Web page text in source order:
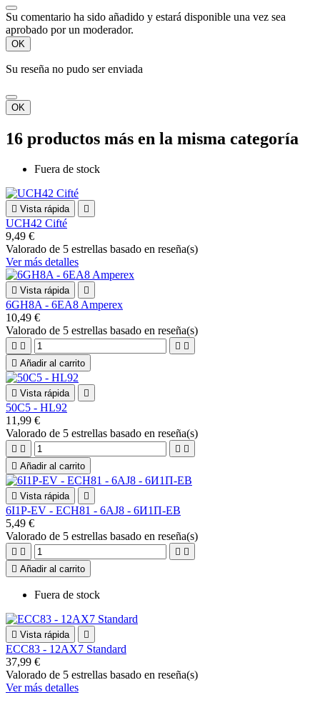
Su comentario ha sido añadido y estará disponible una vez sea
aprobado por un moderador.
OK
Su reseña no pudo ser enviada
OK
16 productos más en la misma categoría
Fuera de stock
 Vista rápida 
UCH42 Cifté
9,49 €
Valorado de 5 estrellas basado en reseña(s)
Ver más detalles
 Vista rápida 
6GH8A - 6EA8 Amperex
10,49 €
Valorado de 5 estrellas basado en reseña(s)
   
 Añadir al carrito
 Vista rápida 
50C5 - HL92
11,99 €
Valorado de 5 estrellas basado en reseña(s)
   
 Añadir al carrito
 Vista rápida 
6I1P-EV - ECH81 - 6AJ8 - 6И1П-EB
5,49 €
Valorado de 5 estrellas basado en reseña(s)
   
 Añadir al carrito
Fuera de stock
 Vista rápida 
ECC83 - 12AX7 Standard
37,99 €
Valorado de 5 estrellas basado en reseña(s)
Ver más detalles